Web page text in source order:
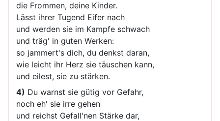
die Frommen, deine Kinder.
Lässt ihrer Tugend Eifer nach
und werden sie im Kampfe schwach
und träg' in guten Werken:
so jammert's dich, du denkst daran,
wie leicht ihr Herz sie täuschen kann,
und eilest, sie zu stärken.
4) Du warnst sie gütig vor Gefahr,
noch eh' sie irre gehen
und reichst Gefall'nen Stärke dar,